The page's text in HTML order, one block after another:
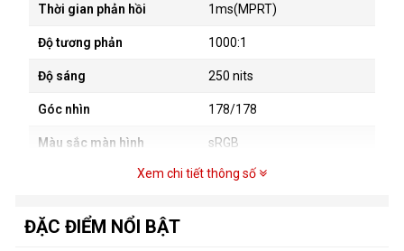
Thời gian phản hồi 1ms(MPRT)
Độ tương phản 1000:1
Độ sáng 250 nits
Góc nhìn 178/178
Màu sắc màn hình sRGB
nhám
Xem chi tiết thông số
ĐẶC ĐIỂM NỔI BẬT